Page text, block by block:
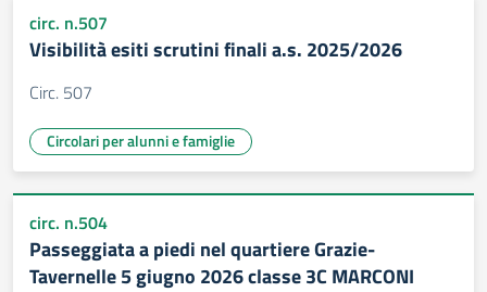
circ. n.507
Visibilità esiti scrutini finali a.s. 2025/2026
Circ. 507
Circolari per alunni e famiglie
circ. n.504
Passeggiata a piedi nel quartiere Grazie-
Tavernelle 5 giugno 2026 classe 3C MARCONI